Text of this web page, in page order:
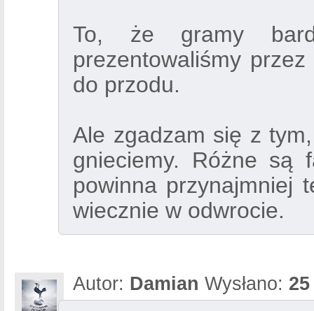
To, że gramy
prezentowaliśmy
do przodu.
Ale zgadzam się z
gnieciemy. Różne są
powinna przynajmniej
wiecznie w odwrocie.
Autor: Damian Wysłano: